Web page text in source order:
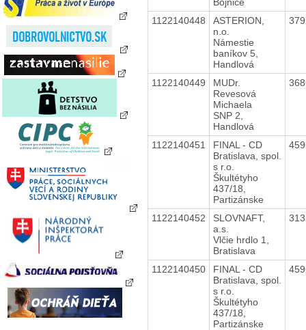
1122140448
ASTERION,
n.o.
Námestie
baníkov 5,
Handlová
1122140449
MUDr.
Revesová
Michaela
SNP 2,
Handlová
1122140451
FINAL - CD
Bratislava, spol.
s r.o.
Škultétyho
437/18,
Partizánske
1122140452
SLOVNAFT,
a.s.
Vlčie hrdlo 1,
Bratislava
1122140450
FINAL - CD
Bratislava, spol.
s r.o.
Škultétyho
437/18,
Partizánske